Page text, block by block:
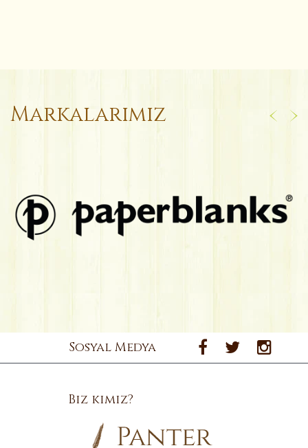
Markalarımız
Sosyal Medya
Biz kimiz?